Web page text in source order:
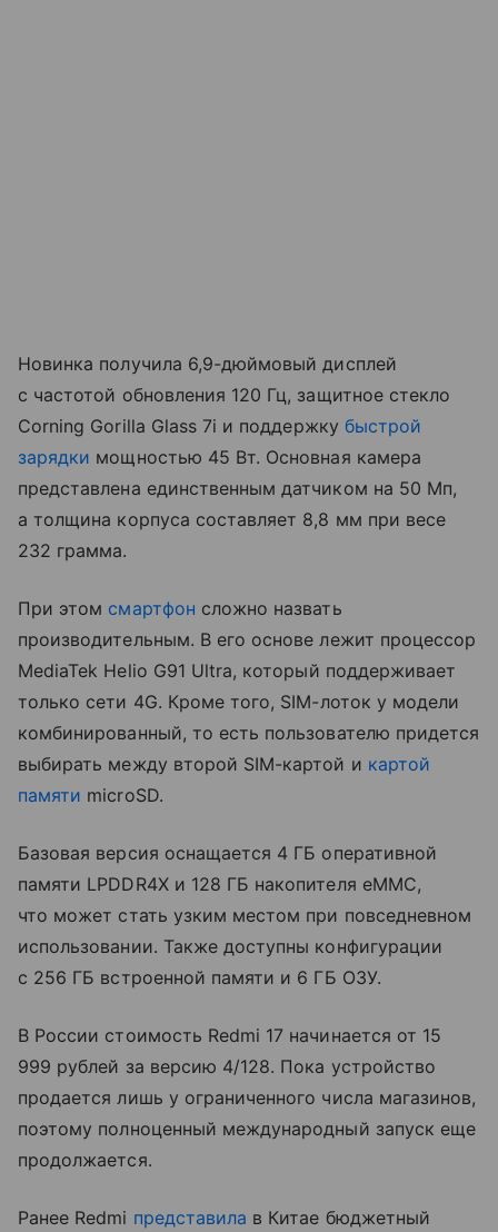
Новинка получила 6,9-дюймовый дисплей
с частотой обновления 120 Гц, защитное стекло
Corning Gorilla Glass 7i и поддержку быстрой
зарядки мощностью 45 Вт. Основная камера
представлена единственным датчиком на 50 Мп,
а толщина корпуса составляет 8,8 мм при весе
232 грамма.
При этом смартфон сложно назвать
производительным. В его основе лежит процессор
MediaTek Helio G91 Ultra, который поддерживает
только сети 4G. Кроме того, SIM-лоток у модели
комбинированный, то есть пользователю придется
выбирать между второй SIM-картой и картой
памяти microSD.
Базовая версия оснащается 4 ГБ оперативной
памяти LPDDR4X и 128 ГБ накопителя eMMC,
что может стать узким местом при повседневном
использовании. Также доступны конфигурации
с 256 ГБ встроенной памяти и 6 ГБ ОЗУ.
В России стоимость Redmi 17 начинается от 15
999 рублей за версию 4/128. Пока устройство
продается лишь у ограниченного числа магазинов,
поэтому полноценный международный запуск еще
продолжается.
Ранее Redmi представила в Китае бюджетный